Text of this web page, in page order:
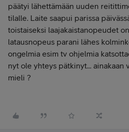
päätyi lähettämään uuden
tilalle. Laite saapui parissa
toistaiseksi laajakaistanopeudet
latausnopeus parani lähes
ongelmia esim tv ohjelmia
nyt ole yhteys pätkinyt... ainakaan
mieli ?